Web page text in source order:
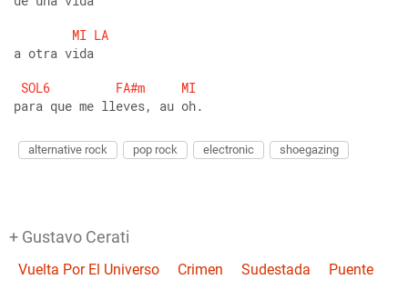
MI LA
a otra vida
SOL6
FA#m
MI
para que me lleves, au oh.
alternative rock pop rock electronic shoegazing
+ Gustavo Cerati
Vuelta Por El Universo Crimen Sudestada Puente